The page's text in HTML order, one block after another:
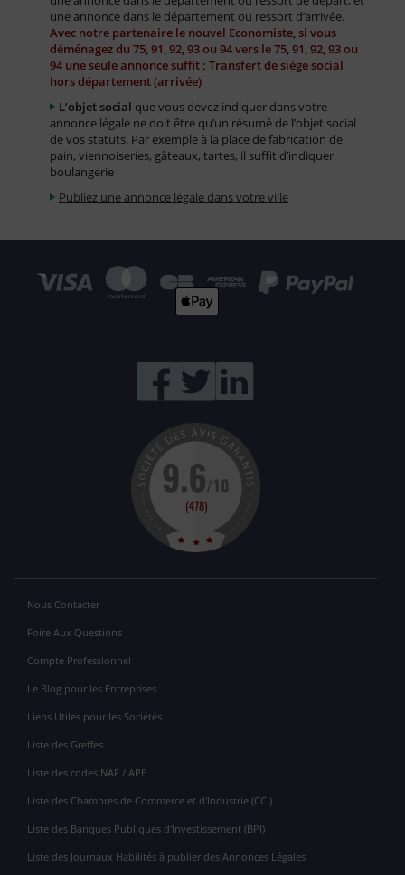
une annonce dans le département ou ressort d’arrivée.
Avec notre partenaire le nouvel Economiste, si vous
déménagez du 75, 91, 92, 93 ou 94 vers le 75, 91, 92, 93 ou
94 une seule annonce suffit : Transfert de siège social
hors département (arrivée)
L’objet social que vous devez indiquer dans votre
annonce légale ne doit être qu’un résumé de l’objet social
de vos statuts. Par exemple à la place de fabrication de
pain, viennoiseries, gâteaux, tartes, il suffit d’indiquer
boulangerie
Publiez une annonce légale dans votre ville
Nous Contacter
Foire Aux Questions
Compte Professionnel
Le Blog pour les Entreprises
Liens Utiles pour les Sociétés
Liste des Greffes
Liste des codes NAF / APE
Liste des Chambres de Commerce et d'Industrie (CCI)
Liste des Banques Publiques d'Investissement (BPI)
Liste des Journaux Habilités à publier des Annonces Légales